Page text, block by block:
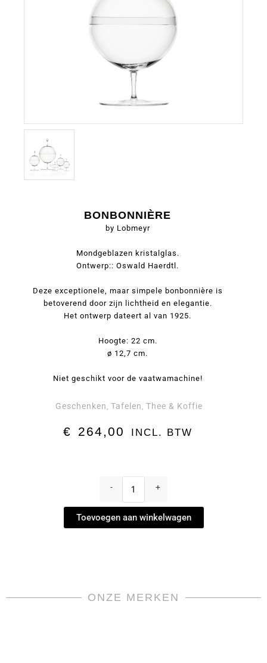
BONBONNIÈRE
by Lobmeyr
Mondgeblazen kristalglas.
Ontwerp:: Oswald Haerdtl.
Deze exceptionele, maar simpele bonbonnière is
betoverend door zijn lichtheid en elegantie.
Het ontwerp dateert al van 1925.
Hoogte: 22 cm.
ø 12,7 cm.
Niet geschikt voor de vaatwamachine!
Geschenken Tafelen Thee & Koffie
€ 264,00 INCL. BTW
-
aantal
+
Toevoegen aan winkelwagen
ONZE MERKEN